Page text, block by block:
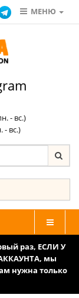
МЕНЮ
- вс.)
- вс.)
раз, ЕСЛИ У
мы
нужна только